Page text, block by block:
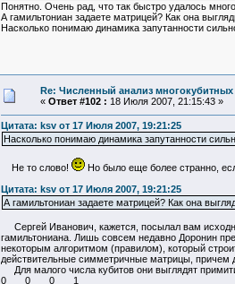
Понятно. Очень рад, что так быстро удалось
А гамильтониан задаете матрицей? Как она
Насколько понимаю динамика запутанности
Re: Численный анализ многокубитных
« Ответ #102 : 18 Июля 2007, 21:15:43 »
Цитата: ksv от 17 Июля 2007, 19:21:25
Насколько понимаю динамика запутанности
Не то слово!
Но было еще более странно,
Цитата: ksv от 17 Июля 2007, 19:21:25
А гамильтониан задаете матрицей? Как она
Сергей Иванович, кажется, посылал вам
гамильтониана. Лишь совсем недавно Доронин
некоторым алгоритмом (правилом), который
действительные симметричные матрицы, причем
Для малого числа кубитов они выглядят
0 0 0 1